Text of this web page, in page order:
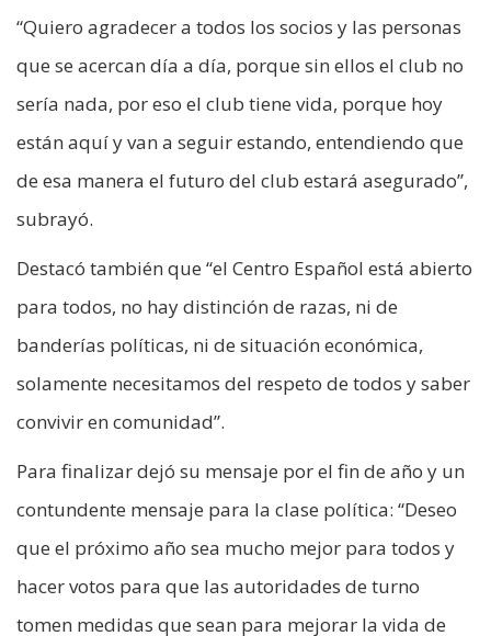
“Quiero agradecer a todos los socios y las personas
que se acercan día a día, porque sin ellos el club no
sería nada, por eso el club tiene vida, porque hoy
están aquí y van a seguir estando, entendiendo que
de esa manera el futuro del club estará asegurado”,
subrayó.
Destacó también que “el Centro Español está abierto
para todos, no hay distinción de razas, ni de
banderías políticas, ni de situación económica,
solamente necesitamos del respeto de todos y saber
convivir en comunidad”.
Para finalizar dejó su mensaje por el fin de año y un
contundente mensaje para la clase política: “Deseo
que el próximo año sea mucho mejor para todos y
hacer votos para que las autoridades de turno
tomen medidas que sean para mejorar la vida de